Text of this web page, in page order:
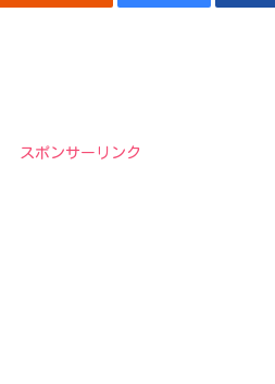
スポンサーリンク